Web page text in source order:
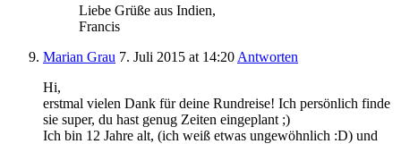
Liebe Grüße aus Indien,
Francis
Marian Grau 7. Juli 2015 at 14:20 Antworten
Hi,
erstmal vielen Dank für deine Rundreise! Ich persönlich finde
sie super, du hast genug Zeiten eingeplant ;)
Ich bin 12 Jahre alt, (ich weiß etwas ungewöhnlich :D) und